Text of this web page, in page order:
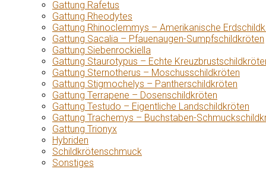
Gattung Rafetus
Gattung Rheodytes
Gattung Rhinoclemmys – Amerikanische
Gattung Sacalia – Pfauenaugen-Sumpfschildkröten
Gattung Siebenrockiella
Gattung Staurotypus – Echte
Gattung Sternotherus – Moschusschildkröten
Gattung Stigmochelys – Pantherschildkröten
Gattung Terrapene – Dosenschildkröten
Gattung Testudo – Eigentliche Landschildkröten
Gattung Trachemys – Buchstaben-
Gattung Trionyx
Hybriden
Schildkrötenschmuck
Sonstiges